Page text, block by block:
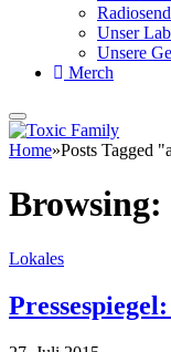
Unser
Unsere
Merch
Home»Posts Tagged
Browsing:
Lokales